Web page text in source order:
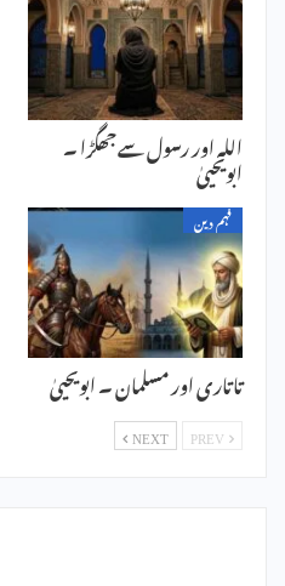
اللہ اور رسول سے جھگڑا ۔
ابویحییٰ
فہم دین
تاتاری اور مسلمان ۔ ابویحییٰ
NEXT